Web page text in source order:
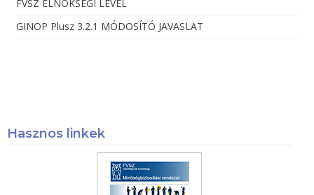
FVSZ ELNÖKSÉGI LEVÉL
GINOP Plusz 3.2.1 MÓDOSÍTÓ JAVASLAT
Hasznos linkek